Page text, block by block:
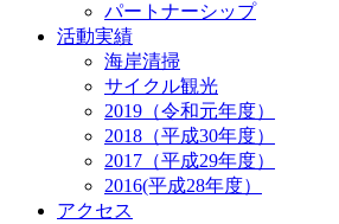
パートナーシップ
活動実績
海岸清掃
サイクル観光
2019（令和元年度）
2018（平成30年度）
2017（平成29年度）
2016(平成28年度）
アクセス